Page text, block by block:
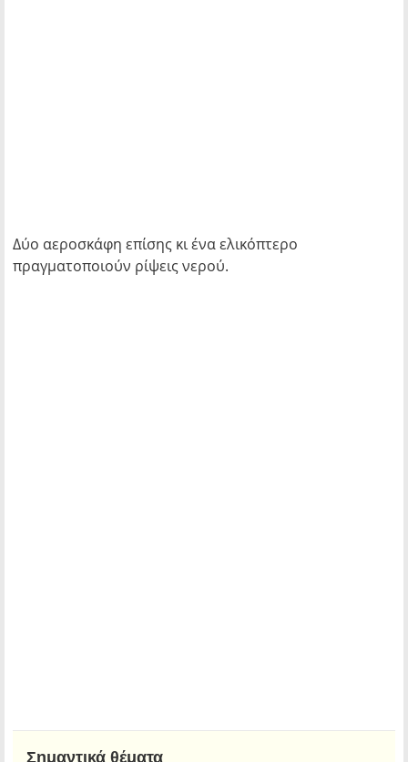
Δύο αεροσκάφη επίσης κι ένα ελικόπτερο
πραγματοποιούν ρίψεις νερού.
Σημαντικά θέματα